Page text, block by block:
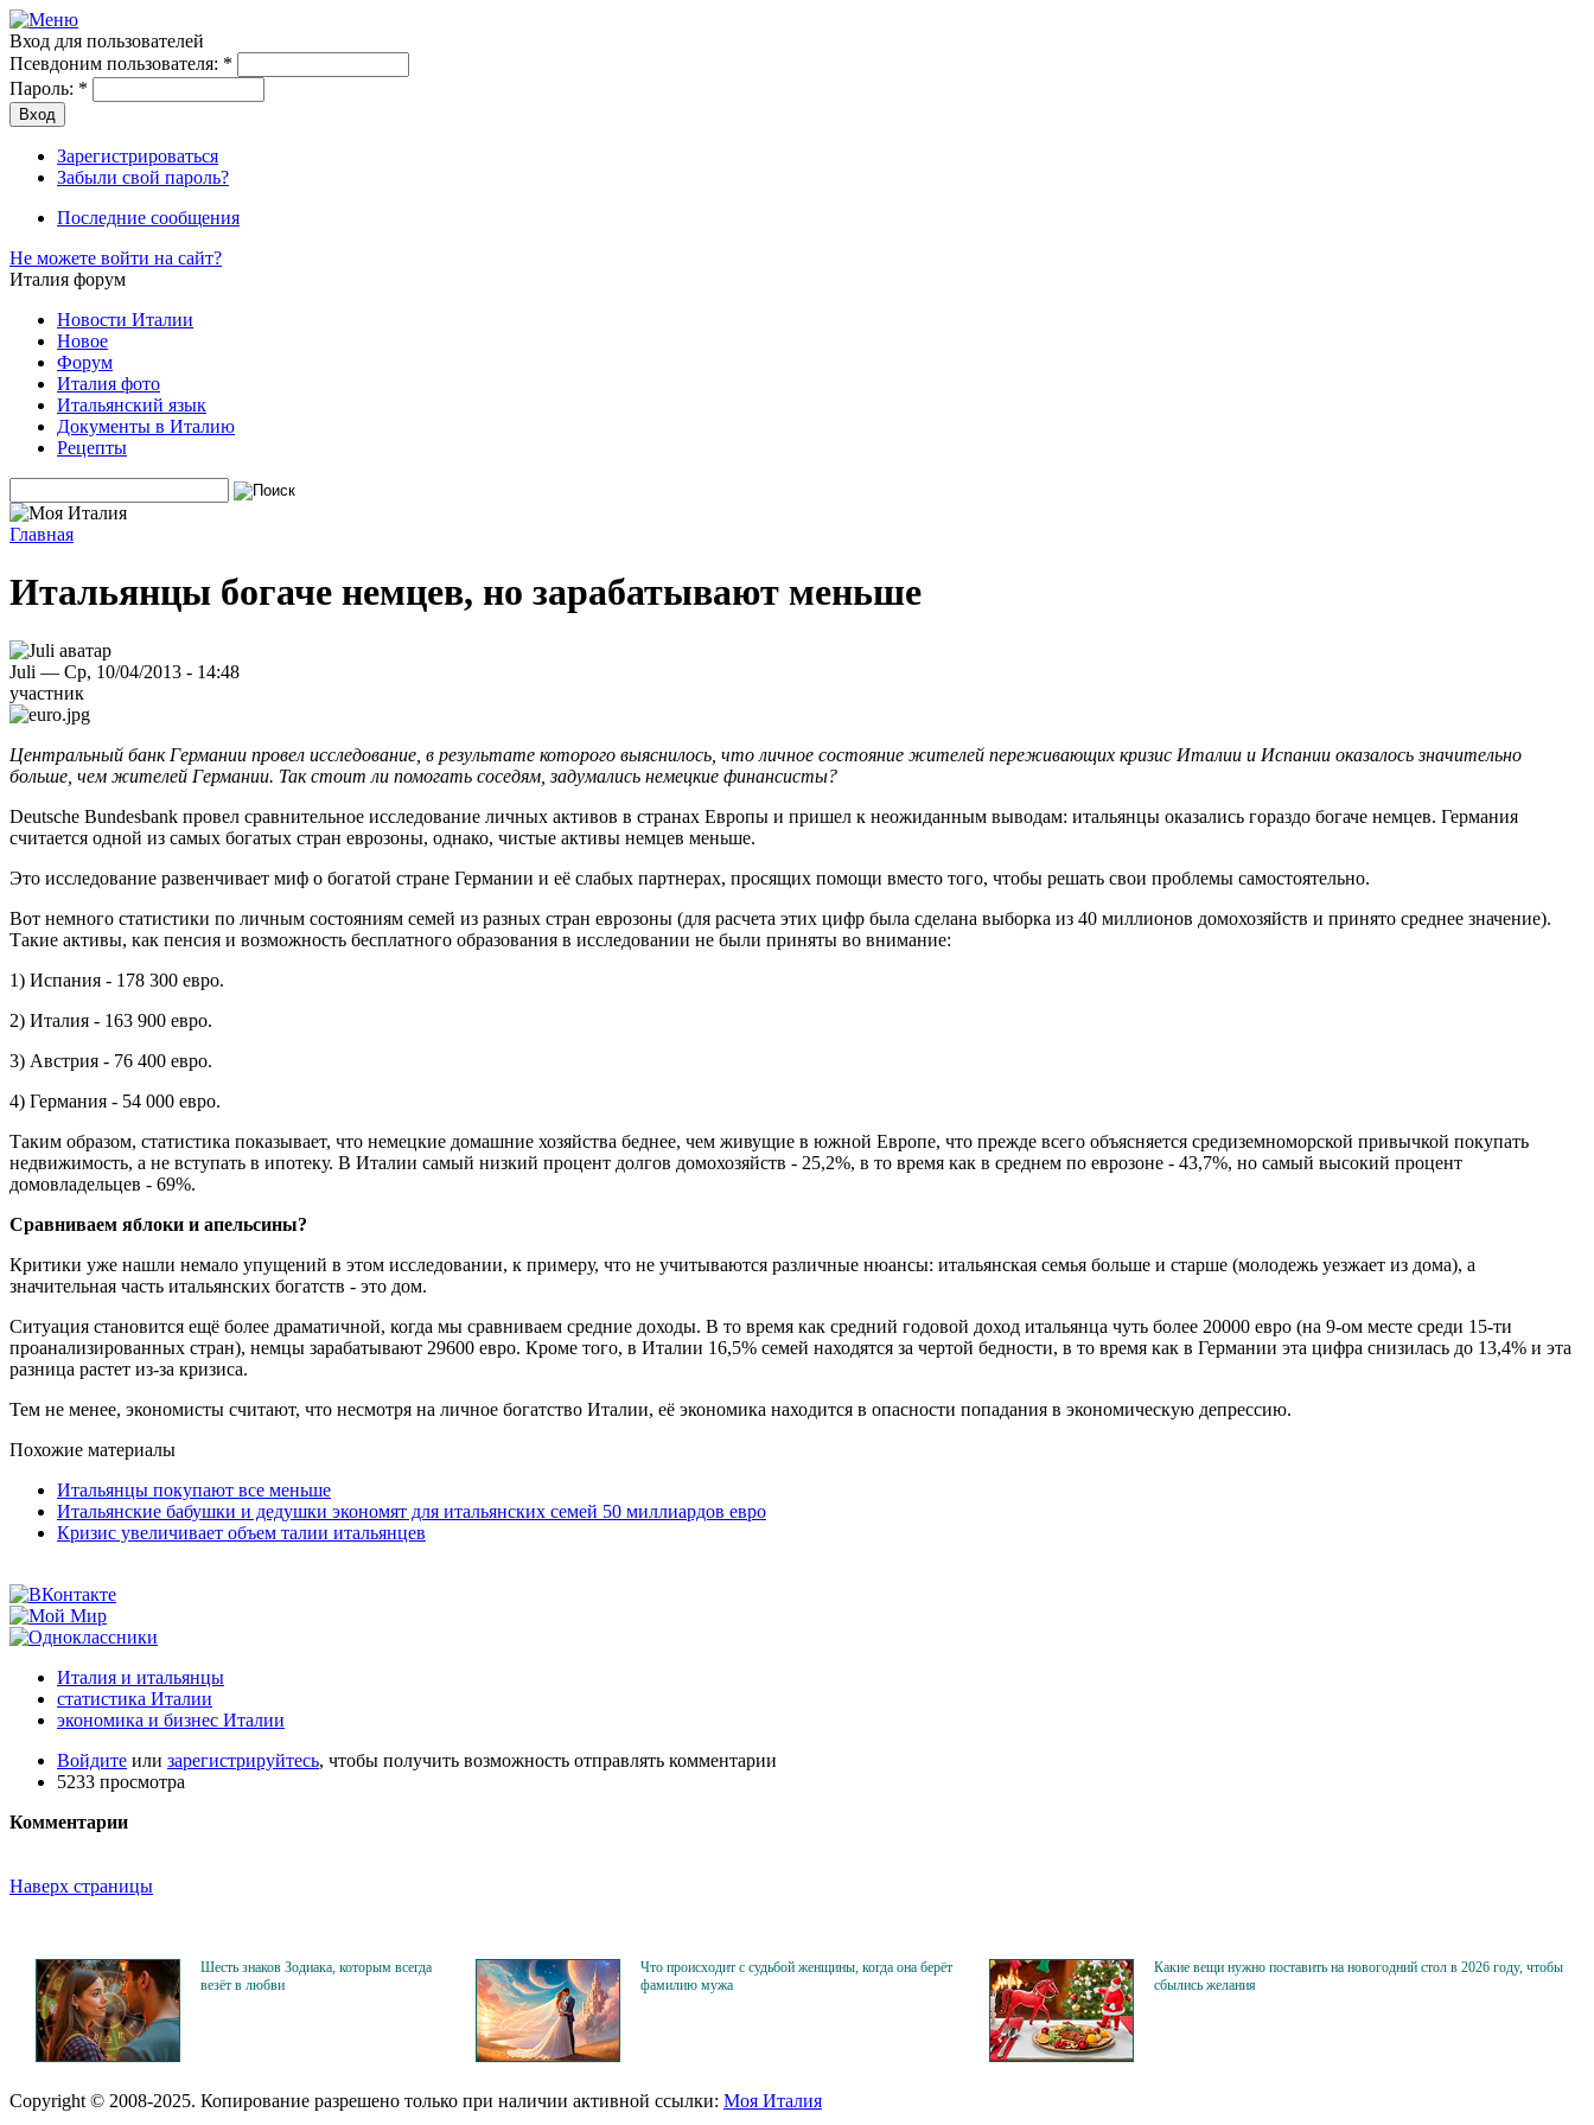
Вход для пользователей
Псевдоним пользователя: *
Пароль: *
Зарегистрироваться
Забыли свой пароль?
Последние сообщения
Не можете войти на сайт?
Италия форум
Новости Италии
Новое
Форум
Италия фото
Итальянский язык
Документы в Италию
Рецепты
Главная
Итальянцы богаче немцев, но зарабатывают меньше
Juli — Ср, 10/04/2013 - 14:48
участник
Центральный банк Германии провел исследование, в результате которого выяснилось, что личное состояние жителей переживающих кризис Италии и Испании оказалось значительно
больше, чем жителей Германии. Так стоит ли помогать соседям, задумались немецкие финансисты?
Deutsche Bundesbank провел сравнительное исследование личных активов в странах Европы и пришел к неожиданным выводам: итальянцы оказались гораздо богаче немцев. Германия
считается одной из самых богатых стран еврозоны, однако, чистые активы немцев меньше.
Это исследование развенчивает миф о богатой стране Германии и её слабых партнерах, просящих помощи вместо того, чтобы решать свои проблемы самостоятельно.
Вот немного статистики по личным состояниям семей из разных стран еврозоны (для расчета этих цифр была сделана выборка из 40 миллионов домохозяйств и принято среднее значение).
Такие активы, как пенсия и возможность бесплатного образования в исследовании не были приняты во внимание:
1) Испания - 178 300 евро.
2) Италия - 163 900 евро.
3) Австрия - 76 400 евро.
4) Германия - 54 000 евро.
Таким образом, статистика показывает, что немецкие домашние хозяйства беднее, чем живущие в южной Европе, что прежде всего объясняется средиземноморской привычкой покупать
недвижимость, а не вступать в ипотеку. В Италии самый низкий процент долгов домохозяйств - 25,2%, в то время как в среднем по еврозоне - 43,7%, но самый высокий процент
домовладельцев - 69%.
Сравниваем яблоки и апельсины?
Критики уже нашли немало упущений в этом исследовании, к примеру, что не учитываются различные нюансы: итальянская семья больше и старше (молодежь уезжает из дома), а
значительная часть итальянских богатств - это дом.
Ситуация становится ещё более драматичной, когда мы сравниваем средние доходы. В то время как средний годовой доход итальянца чуть более 20000 евро (на 9-ом месте среди 15-ти
проанализированных стран), немцы зарабатывают 29600 евро. Кроме того, в Италии 16,5% семей находятся за чертой бедности, в то время как в Германии эта цифра снизилась до 13,4% и эта
разница растет из-за кризиса.
Тем не менее, экономисты считают, что несмотря на личное богатство Италии, её экономика находится в опасности попадания в экономическую депрессию.
Похожие материалы
Итальянцы покупают все меньше
Итальянские бабушки и дедушки экономят для итальянских семей 50 миллиардов евро
Кризис увеличивает объем талии итальянцев
Италия и итальянцы
статистика Италии
экономика и бизнес Италии
Войдите или зарегистрируйтесь, чтобы получить возможность отправлять комментарии
5233 просмотра
Комментарии
Наверх страницы
Шесть знаков Зодиака, которым всегда
везёт в любви
Что происходит с судьбой женщины, когда она берёт
фамилию мужа
Какие вещи нужно поставить на новогодний стол в 2026 году, чтобы
сбылись желания
Copyright © 2008-2025. Копирование разрешено только при наличии активной ссылки: Моя Италия